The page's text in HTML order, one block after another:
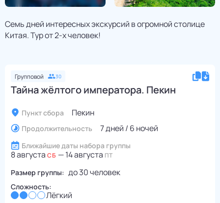
Семь дней интересных экскурсий в огромной столице
Китая. Тур от 2-х человек!
Групповой 30
Тайна жёлтого императора. Пекин
Пункт сбора Пекин
Продолжительность 7 дней / 6 ночей
Ближайшие даты набора группы
8 августа СБ —14 августа ПТ
Размер группы: до30человек
Сложность:
Лёгкий